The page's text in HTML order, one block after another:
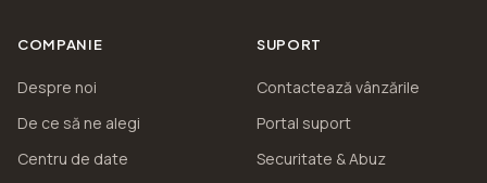
COMPANIE
Despre noi
De ce să ne alegi
Centru de date
SUPORT
Contactează vânzările
Portal suport
Securitate & Abuz